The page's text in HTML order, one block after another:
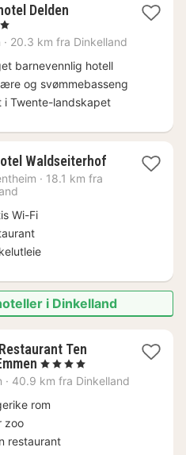
Delden1
fra
kr.
· 20.3 km fra Dinkelland
barnevennlig hotell
og svømmebasseng
i Twente-landskapet
Waldseiterhof1
· 18.1 km fra
Wi-Fi
i Dinkelland
Ten
1
natt
1133
, 4 Stjerner
· 40.9 km fra Dinkelland
rom
zoo
restaurant